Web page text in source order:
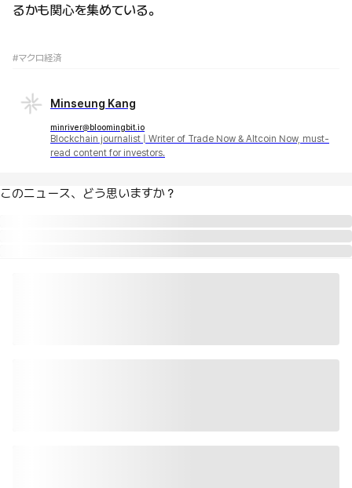
るかも関心を集めている。
#マクロ経済
Minseung Kang
minriver@bloomingbit.io
Blockchain journalist | Writer of Trade Now & Altcoin Now, must-
read content for investors.
このニュース、どう思いますか？